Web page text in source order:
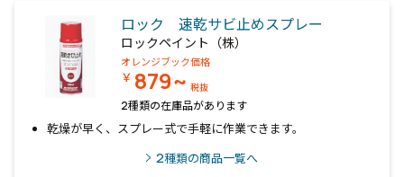
ロック 速乾サビ止めスプレー
ロックペイント（株）
オレンジブック価格
￥ 879~ 税抜
2種類の在庫品があります
乾燥が早く、スプレー式で手軽に作業できます。
2種類の商品一覧へ